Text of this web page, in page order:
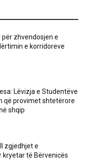
për zhvendosjen e
e korridoreve
Lëvizja e Studentëve
që provimet shtetërore
shqip
zgjedhjet e
kryetar të Bërvenicës